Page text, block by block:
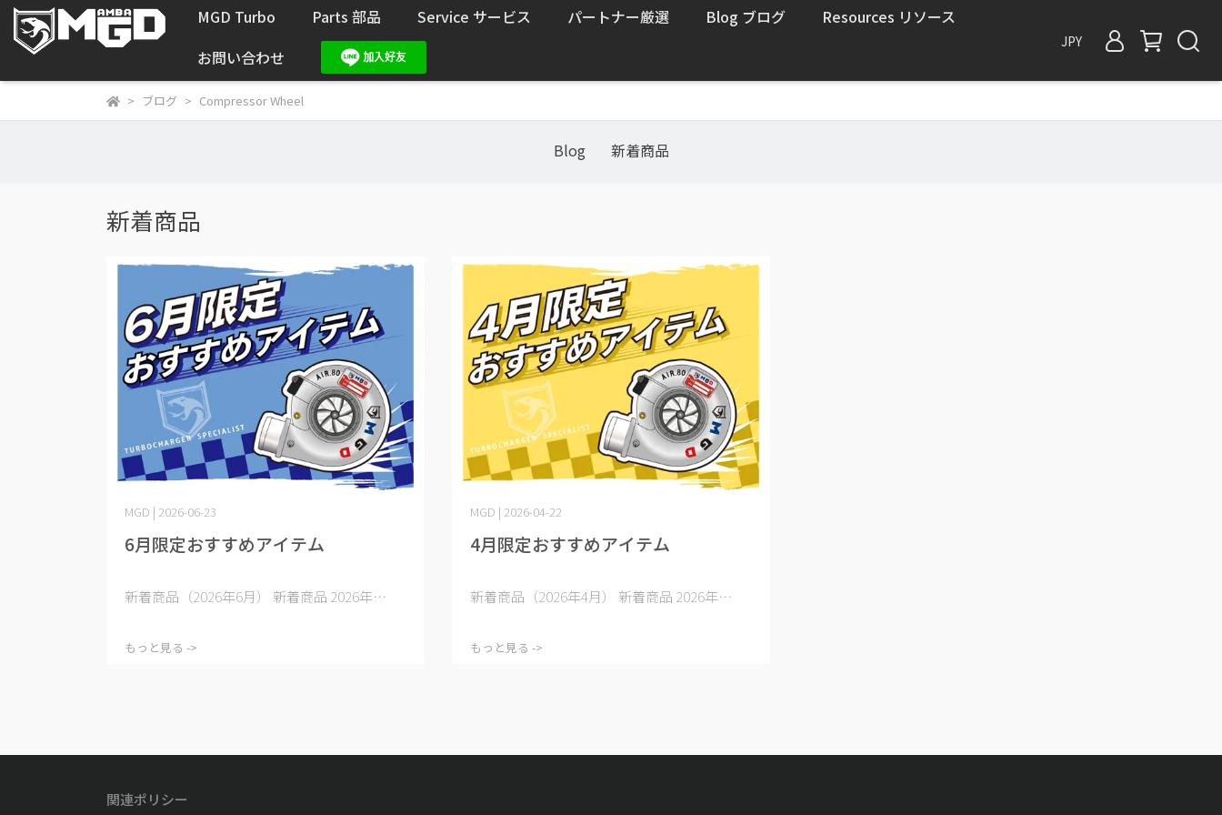
MGD Turbo Parts 部品 Service サービス パートナー厳選 Blog ブログ
Resources リソース
お問い合わせ
JPY
ブログ Compressor Wheel
Blog 新着商品
新着商品
6月限定おすすめアイテム
MGD | 2026-06-23
新着商品（2026年6月） 新着商品 2026年⋯
もっと見る ->
4月限定おすすめアイテム
MGD | 2026-04-22
新着商品（2026年4月） 新着商品 2026年⋯
もっと見る ->
関連ポリシー